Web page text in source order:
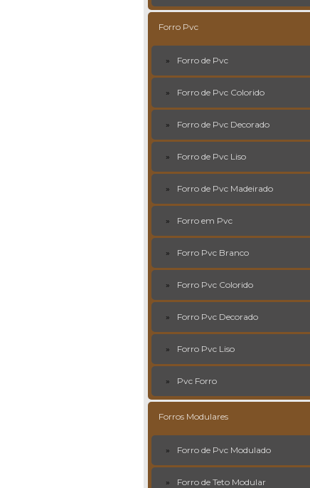
Forro Pvc
Forro de Pvc
Forro de Pvc Colorido
Forro de Pvc Decorado
Forro de Pvc Liso
Forro de Pvc Madeirado
Forro em Pvc
Forro Pvc Branco
Forro Pvc Colorido
Forro Pvc Decorado
Forro Pvc Liso
Pvc Forro
Forros Modulares
Forro de Pvc Modulado
Forro de Teto Modular